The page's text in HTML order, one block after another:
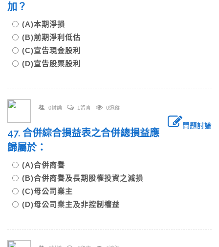
加？
(A)本期淨損
(B)前期淨利低估
(C)宣告現金股利
(D)宣告股票股利
0討論 1留言 0追蹤
問題討論
47. 合併綜合損益表之合併總損益應
歸屬於：
(A)合併商譽
(B)合併商譽及長期股權投資之減損
(C)母公司業主
(D)母公司業主及非控制權益